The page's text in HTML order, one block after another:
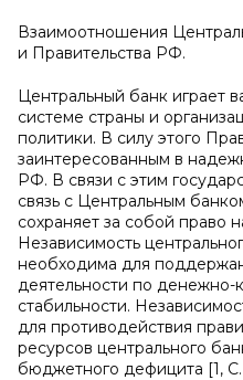
Взаимоотношения
и Правительства РФ.
Центральный банк играет
системе страны и
политики. В силу этого
заинтересованным в
РФ. В связи с этим
связь с Центральным
сохраняет за собой право
Независимость
необходима для
деятельности по денежно-
стабильности.
для противодействия
ресурсов центрального
бюджетного дефицита [1,